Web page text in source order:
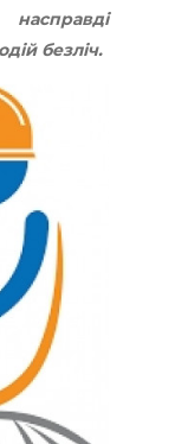
безліч.